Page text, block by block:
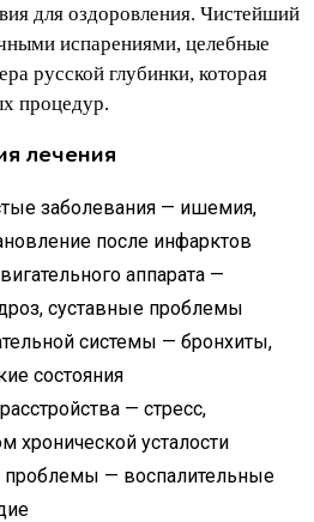
для оздоровления. Чистейший
испарениями, целебные
русской глубинки, которая
процедур.
лечения
заболевания — ишемия,
после инфарктов
аппарата —
суставные проблемы
системы — бронхиты,
состояния
— стресс,
хронической усталости
проблемы — воспалительные